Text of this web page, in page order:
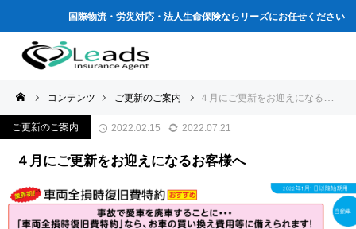
国際物流・労災対応・法人生命保険ならリーズにお任せください
コンテンツ ご更新のご案内 ４月にご更新をお迎えになるお客様へ
ご更新のご案内 2022.02.15 2022.07.21
４月にご更新をお迎えになるお客様へ